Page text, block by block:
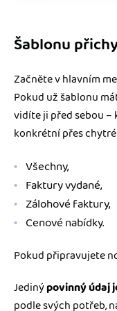
Šablonu
Začněte v hlavním
Pokud už šablonu
vidíte ji před sebou –
konkrétní přes
Všechny,
Faktury vydané,
Zálohové faktury,
Cenové nabídky.
Pokud připravujete
Jedinýpovinný údaj
podle svých potřeb,